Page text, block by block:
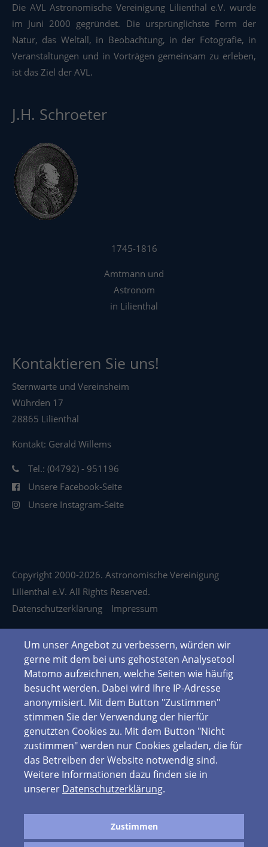
Die AVL Astronomische Vereinigung Lilienthal e.V. wurde
im Juni 2000 gegründet. Die ursprünglichste Form der
Natur, das Weltall, in Beobachtung, in der Fotografie, in
Veranstaltungen und in Vorträgen gemeinsam zu erleben,
ist das Ziel der AVL.
J.H. Schroeter
1745-1816
Amtmann und
Astronom
in Lilienthal
Kontaktieren Sie uns!
Sternwarte und Vereinsheim
Wührden 17
28865 Lilienthal
Kontakt: Gerald Willems
Tel.: (04792) - 951196
Unsere Facebook-Seite
Unsere Instagram-Seite
Copyright 2000-2026. Astronomische Vereinigung
Lilienthal e.V. All Rights Reserved.
Datenschutzerklärung
Impressum
Um unser Angebot zu verbessern, würden wir
gerne mit dem bei uns gehosteten Analysetool
Matomo aufzeichnen, welche Seiten wie häufig
besucht werden. Dabei wird Ihre IP-Adresse
anonymisiert. Mit dem Button "Zustimmen"
stimmen Sie der Verwendung der hierfür
genutzten Cookies zu. Mit dem Button "Nicht
zustimmen" werden nur Cookies geladen, die für
das Betreiben der Website notwendig sind.
Weitere Informationen dazu finden sie in
unserer Datenschutzerklärung.
Zustimmen